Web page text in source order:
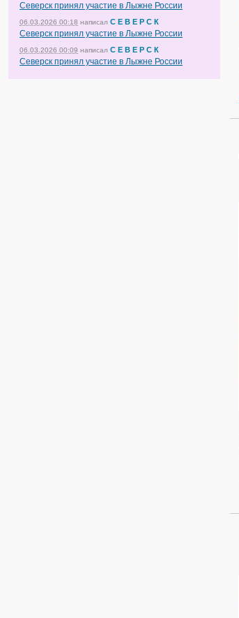
Северск принял участие в Лыжне России
06.03.2026 00:18 написал С Е В Е Р С К
Северск принял участие в Лыжне России
06.03.2026 00:09 написал С Е В Е Р С К
Северск принял участие в Лыжне России